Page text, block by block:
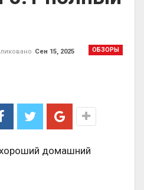
ОБЗОРЫ
Сен 15, 2025